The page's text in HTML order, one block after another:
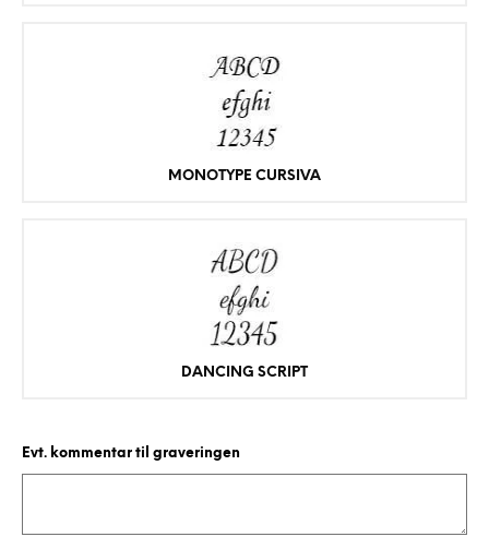
MONOTYPE CURSIVA
DANCING SCRIPT
Evt. kommentar til graveringen